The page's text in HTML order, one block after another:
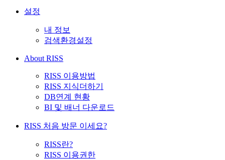
설정
내 정보
검색환경설정
About RISS
RISS 이용방법
RISS 지식더하기
DB연계 현황
BI 및 배너 다운로드
RISS 처음 방문 이세요?
RISS란?
RISS 이용권한